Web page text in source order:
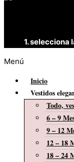
1. selecciona
Menú
Inicio
Vestidos
Todo,
6 – 9
9 – 12
12 – 18
18 – 24